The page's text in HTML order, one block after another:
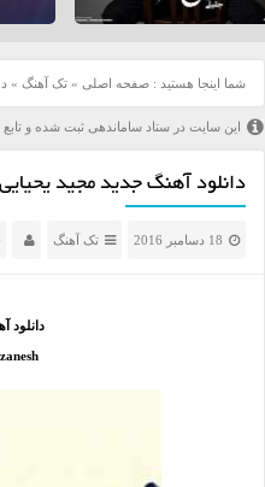
شما اینجا هستید : صفحه اصلی » تک آهنگ »
این سایت در ستاد ساماندهی ثبت شده و
دانلود آهنگ جدید مجید
18 دسامبر 2016 تک آهنگ
دانلود